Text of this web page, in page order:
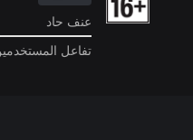
عنف حاد
تفاعل